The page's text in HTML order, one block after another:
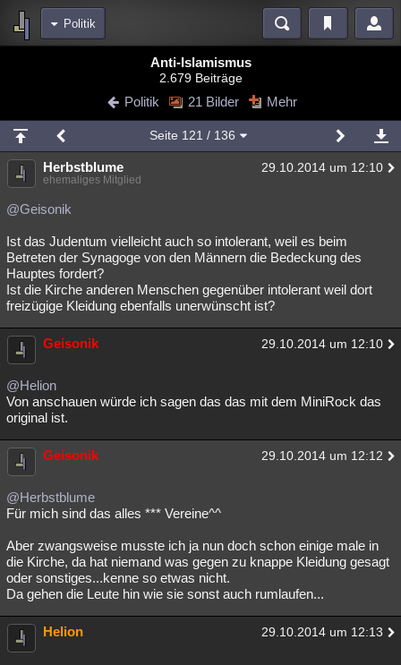
Politik
Blogs Videos
Chat Wiki Neuigkeiten
meine Rubriken
Menschen Wissenschaft Mystery Kriminalfälle
Spiritualität
Natur Umfragen Unterhaltung
weitere Rubriken
Philosophie Träume Orte Esoterik Literatur
Astronomie Helpdesk Gruppen Gaming Filme
Musik
Übersichten
Besucht
Lesenswert
Anti-Islamismus
2.679 Beiträge
Politik 21 Bilder Mehr
Seite 121 / 136
Herbstblume 29.10.2014 um 12:10
ehemaliges Mitglied
@Geisonik
Ist das Judentum vielleicht auch so intolerant, weil es beim
Betreten der Synagoge von den Männern die Bedeckung des
Hauptes fordert?
Ist die Kirche anderen Menschen gegenüber intolerant weil dort
freizügige Kleidung ebenfalls unerwünscht ist?
Geisonik 29.10.2014 um 12:10
@Helion
Von anschauen würde ich sagen das das mit dem MiniRock das
original ist.
Geisonik 29.10.2014 um 12:12
@Herbstblume
Für mich sind das alles *** Vereine^^
Aber zwangsweise musste ich ja nun doch schon einige male in
die Kirche, da hat niemand was gegen zu knappe Kleidung gesagt
oder sonstiges...kenne so etwas nicht.
Da gehen die Leute hin wie sie sonst auch rumlaufen...
Helion 29.10.2014 um 12:13